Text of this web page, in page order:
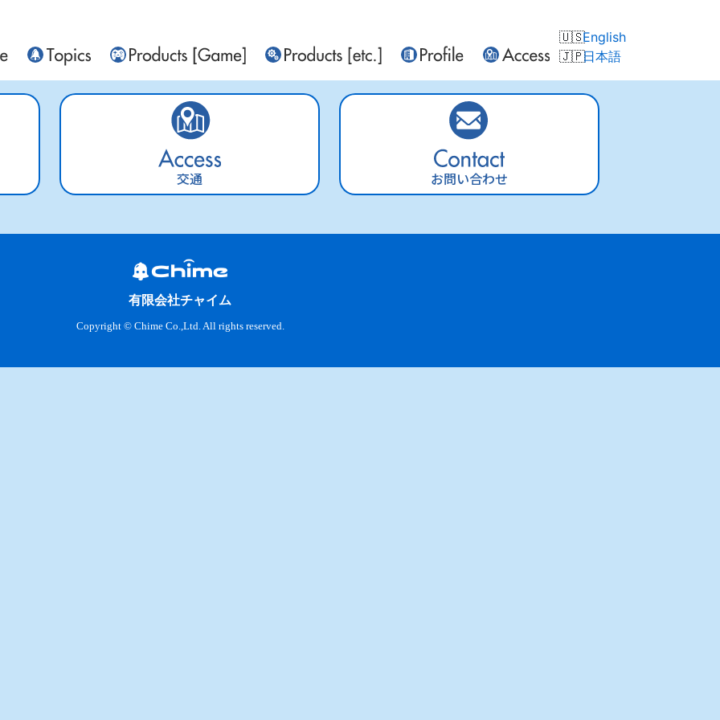
English
日本語
交通 お問い合わせ
有限会社チャイム
Copyright © Chime Co.,Ltd. All rights reserved.